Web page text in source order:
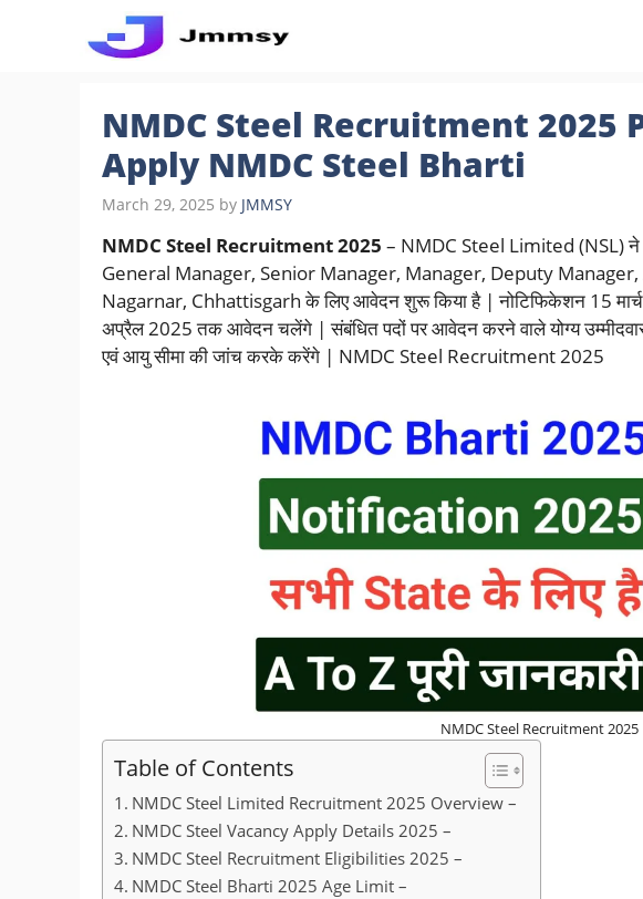
NMDC Steel Recruitment 2025
Apply NMDC Steel Bharti
March 29, 2025 by JMMSY
NMDC Steel Recruitment 2025 – NMDC Steel Limited (NSL)
General Manager, Senior Manager, Manager, Deputy Manager,
Nagarnar, Chhattisgarh के लिए आवेदन शुरू किया है | नोटिफिकेशन 15
अप्रैल 2025 तक आवेदन चलेंगे | संबंधित पदों पर आवेदन करने वाले योग्य
एवं आयु सीमा की जांच करके करेंगे | NMDC Steel Recruitment 2025
NMDC Steel Recruitment 2025
Table of Contents
NMDC Steel Limited Recruitment 2025 Overview –
NMDC Steel Vacancy Apply Details 2025 –
NMDC Steel Recruitment Eligibilities 2025 –
NMDC Steel Bharti 2025 Age Limit –